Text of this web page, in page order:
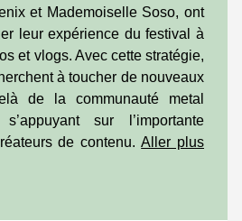
et Mademoiselle Soso, ont
leur expérience du festival à
et vlogs. Avec cette stratégie,
à toucher de nouveaux
de la communauté metal
sur l’importante
de contenu.Aller plus